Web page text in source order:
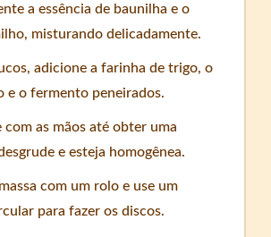
a essência de baunilha e o
misturando delicadamente.
adicione a farinha de trigo, o
e o fermento peneirados.
com as mãos até obter uma
e esteja homogênea.
com um rolo e use um
para fazer os discos.